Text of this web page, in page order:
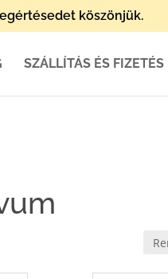
köszönjük.
SZÁLLÍTÁS ÉS FIZETÉS